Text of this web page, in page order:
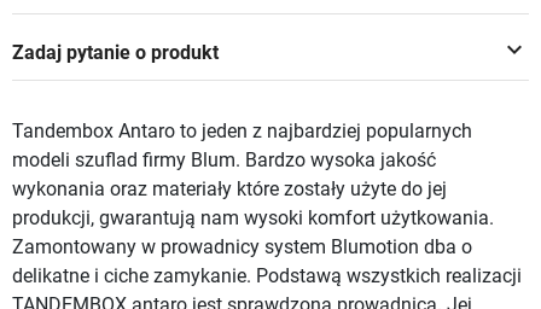
keyboard_arrow_down
Zadaj pytanie o produkt
Tandembox Antaro to jeden z najbardziej popularnych
modeli szuflad firmy Blum. Bardzo wysoka jakość
wykonania oraz materiały które zostały użyte do jej
produkcji, gwarantują nam wysoki komfort użytkowania.
Zamontowany w prowadnicy system Blumotion dba o
delikatne i ciche zamykanie. Podstawą wszystkich realizacji